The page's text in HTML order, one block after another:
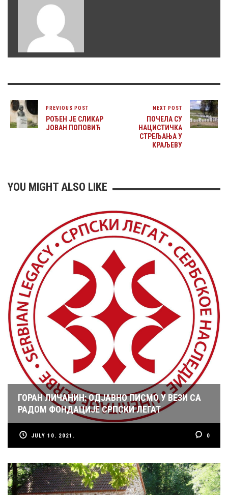
PREVIOUS POST
РОЂЕН ЈЕ СЛИКАР
ЈОВАН ПОПОВИЋ
NEXT POST
ПОЧЕЛА СУ
НАЦИСТИЧКА
СТРЕЉАЊА У
КРАЉЕВУ
YOU MIGHT ALSO LIKE
ГОРАН ЛИЧАНИН: ОДЈАВНО ПИСМО У ВЕЗИ СА
РАДОМ ФОНДАЦИЈЕ СРПСКИ ЛЕГАТ
JULY 10. 2021. 0